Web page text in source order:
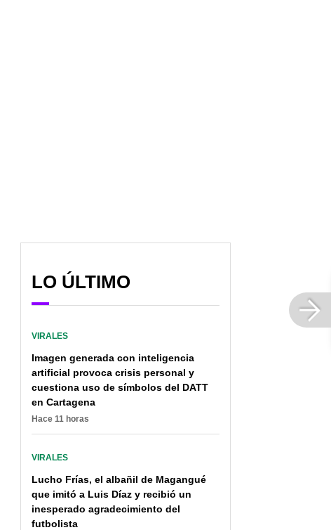
[Video] 'Canelo' Álvarez
estilo 'Barbie'; hasta se
disfrazó de Ken
LO ÚLTIMO
VIRALES
Imagen generada con inteligencia
artificial provoca crisis personal y
cuestiona uso de símbolos del DATT
en Cartagena
Hace 11 horas
VIRALES
Lucho Frías, el albañil de Magangué
que imitó a Luis Díaz y recibió un
inesperado agradecimiento del
futbolista